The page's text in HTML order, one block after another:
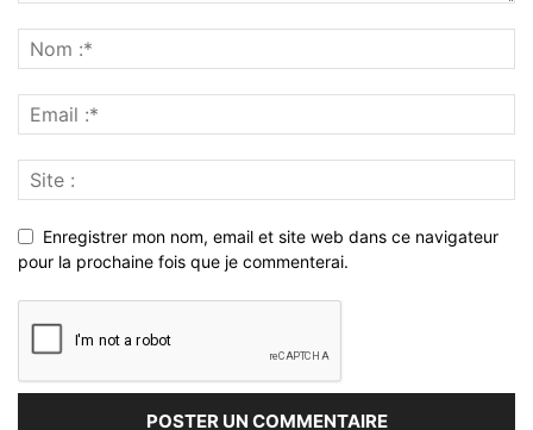
Enregistrer mon nom, email et site web dans ce navigateur
pour la prochaine fois que je commenterai.